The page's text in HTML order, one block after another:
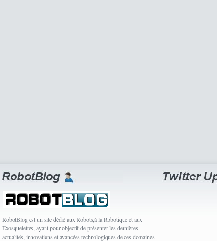
RobotBlog est un site dédié aux Robots,à la Robotique et aux
Exosquelettes, ayant pour objectif de présenter les dernières
actualités, innovations et avancées technologiques de ces domaines.